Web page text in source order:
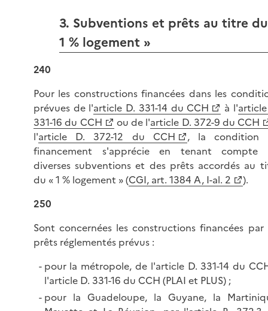
3. Subventions et prêts au titre
1 % logement »
240
Pour les constructions financées dans les
prévues de l'article D. 331-14 du CCH à l'
331-16 du CCH
ou de l'article D. 372-9 du CCH
l'article D. 372-12 du CCH
, la condition
financement s'apprécie en tenant compte
diverses subventions et des prêts accordés au
du «1 % logement » (CGI, art. 1384 A, I-al. 2
).
250
Sont concernées les constructions financées par
prêts réglementés prévus :
pour la métropole, de l'article D. 331-14 du
l'article D. 331-16 du CCH (PLAI et PLUS) ;
pour la Guadeloupe, la Guyane, la